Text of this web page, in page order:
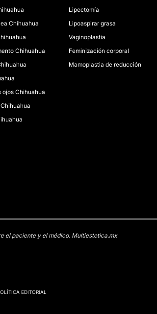
Chihuahua
Chihuahua
ojos Chihuahua
Lipectomía
Lipoaspirar grasa
Vaginoplastia
Feminización corporal
Mamoplastia de reducción
el paciente y el médico. Multiestetica.mx
EDITORIAL